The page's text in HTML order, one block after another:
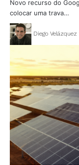
Novo recurso do
colocar uma trava…
Diego Velázquez